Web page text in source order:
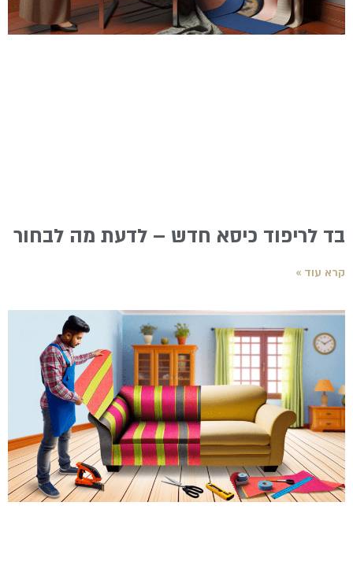
בד לריפוד כיסא חדש – לדעת מה לבחור
קרא עוד »